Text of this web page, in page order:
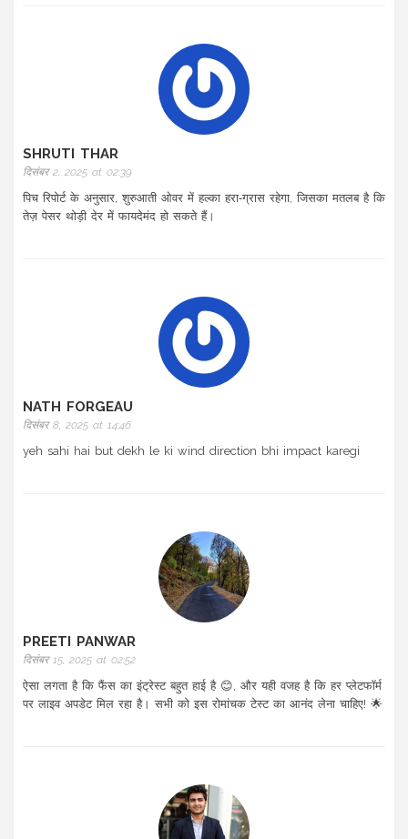
SHRUTI THAR
दिसंबर 2, 2025 at 02:39
पिच रिपोर्ट के अनुसार, शुरुआती ओवर में हल्का हरा‑ग्रास रहेगा, जिसका मतलब है कि
तेज़ पेसर थोड़ी देर में फायदेमंद हो सकते हैं।
NATH FORGEAU
दिसंबर 8, 2025 at 14:46
yeh sahi hai but dekh le ki wind direction bhi impact karegi
PREETI PANWAR
दिसंबर 15, 2025 at 02:52
ऐसा लगता है कि फैंस का इंट्रेस्ट बहुत हाई है 😊, और यही वजह है कि हर प्लेटफॉर्म
पर लाइव अपडेट मिल रहा है। सभी को इस रोमांचक टेस्ट का आनंद लेना चाहिए! 🌟